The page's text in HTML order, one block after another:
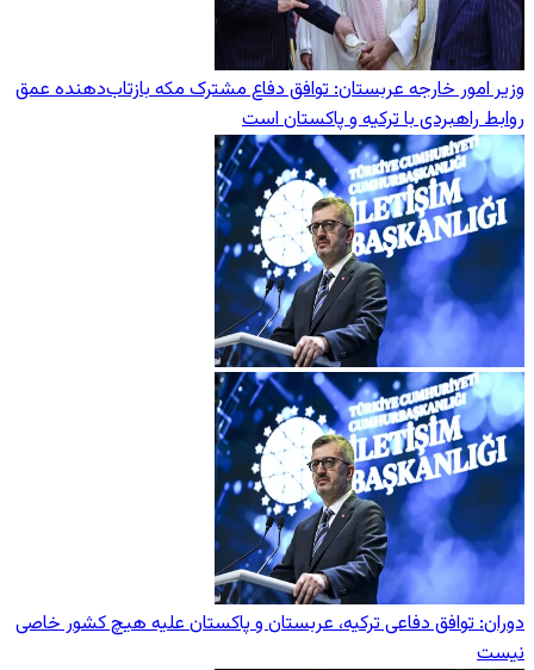
وزیر امور خارجه عربستان: توافق دفاع مشترک مکه بازتاب‌دهنده عمق
روابط راهبردی با ترکیه و پاکستان است
دوران: توافق دفاعی ترکیه، عربستان و پاکستان علیه هیچ کشور خاصی
نیست